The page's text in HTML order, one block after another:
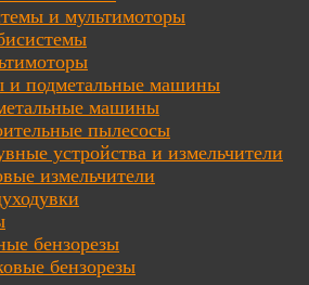
и мультимоторы
и подметальные машины
машины
пылесосы
устройства и измельчители
измельчители
бензорезы
бензорезы